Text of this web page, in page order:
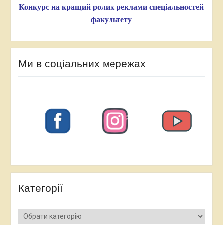
Конкурс на кращий ролик реклами спеціальностей
факультету
Ми в соціальних мережах
Категорії
Категорії